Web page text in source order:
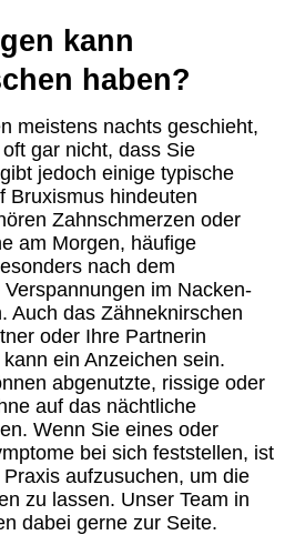
kann
haben?
meistens nachts geschieht,
gar nicht, dass Sie
jedoch einige typische
Bruxismus hindeuten
Zahnschmerzen oder
am Morgen, häufige
nach dem
im Nacken-
Auch das Zähneknirschen
oder Ihre Partnerin
ein Anzeichen sein.
abgenutzte, rissige oder
auf das nächtliche
Wenn Sie eines oder
bei sich feststellen, ist
aufzusuchen, um die
zu lassen. Unser Team in
dabei gerne zur Seite.